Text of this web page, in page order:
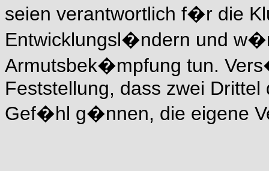
seien verantwortlich f�r die
Entwicklungsl�ndern und
Armutsbek�mpfung tun.
Feststellung, dass zwei
Gef�hl g�nnen, die eigene